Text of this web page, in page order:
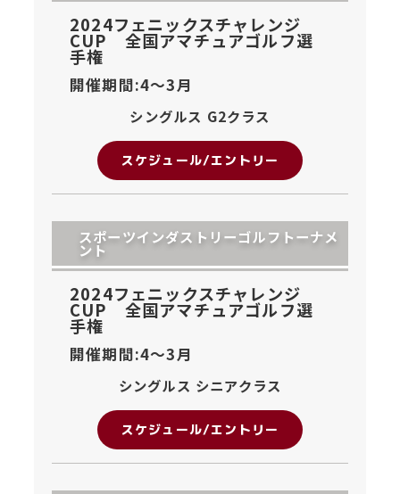
2024フェニックスチャレンジ
CUP 全国アマチュアゴルフ選
手権
開催期間:4〜3月
シングルス G2クラス
スケジュール/エントリー
スポーツインダストリーゴルフトーナメ
ント
2024フェニックスチャレンジ
CUP 全国アマチュアゴルフ選
手権
開催期間:4〜3月
シングルス シニアクラス
スケジュール/エントリー